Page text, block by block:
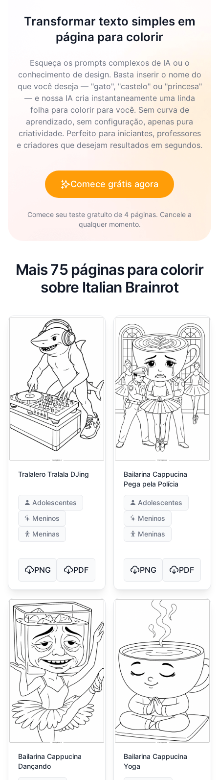
Transformar texto simples em
página para colorir
Esqueça os prompts complexos de IA ou o
conhecimento de design. Basta inserir o nome do
que você deseja — "gato", "castelo" ou "princesa"
— e nossa IA cria instantaneamente uma linda
folha para colorir para você. Sem curva de
aprendizado, sem configuração, apenas pura
criatividade. Perfeito para iniciantes, professores
e criadores que desejam resultados em segundos.
Comece grátis agora
Comece seu teste gratuito de 4 páginas. Cancele a
qualquer momento.
Mais 75 páginas para colorir
sobre Italian Brainrot
Tralalero Tralala DJing
Adolescentes
Meninos
Meninas
PNG PDF
Bailarina Cappucina
Pega pela Polícia
Adolescentes
Meninos
Meninas
PNG PDF
Bailarina Cappucina
Dançando
Bailarina Cappucina
Yoga